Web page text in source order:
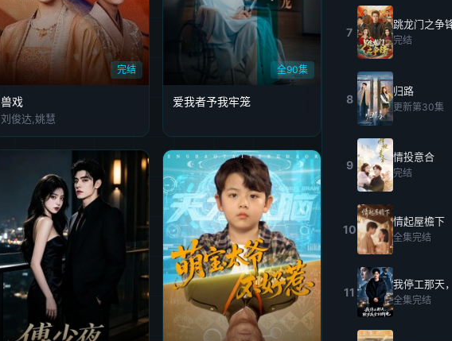
完结
兽戏
刘俊达,姚慧
全90集
爱我者予我牢笼
7
跳龙门之争
完结
8
归路
更新第30集
9
情投意合
完结
10
情起屋檐下
全集完结
11
我停工那天
全集完结